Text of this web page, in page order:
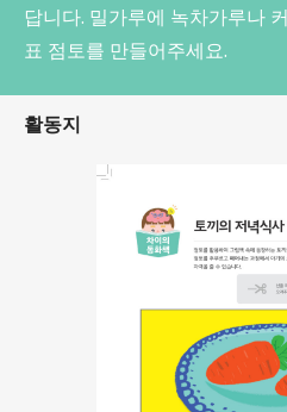
답니다. 밀가루에 녹차가루나
표 점토를 만들어주세요.
활동지